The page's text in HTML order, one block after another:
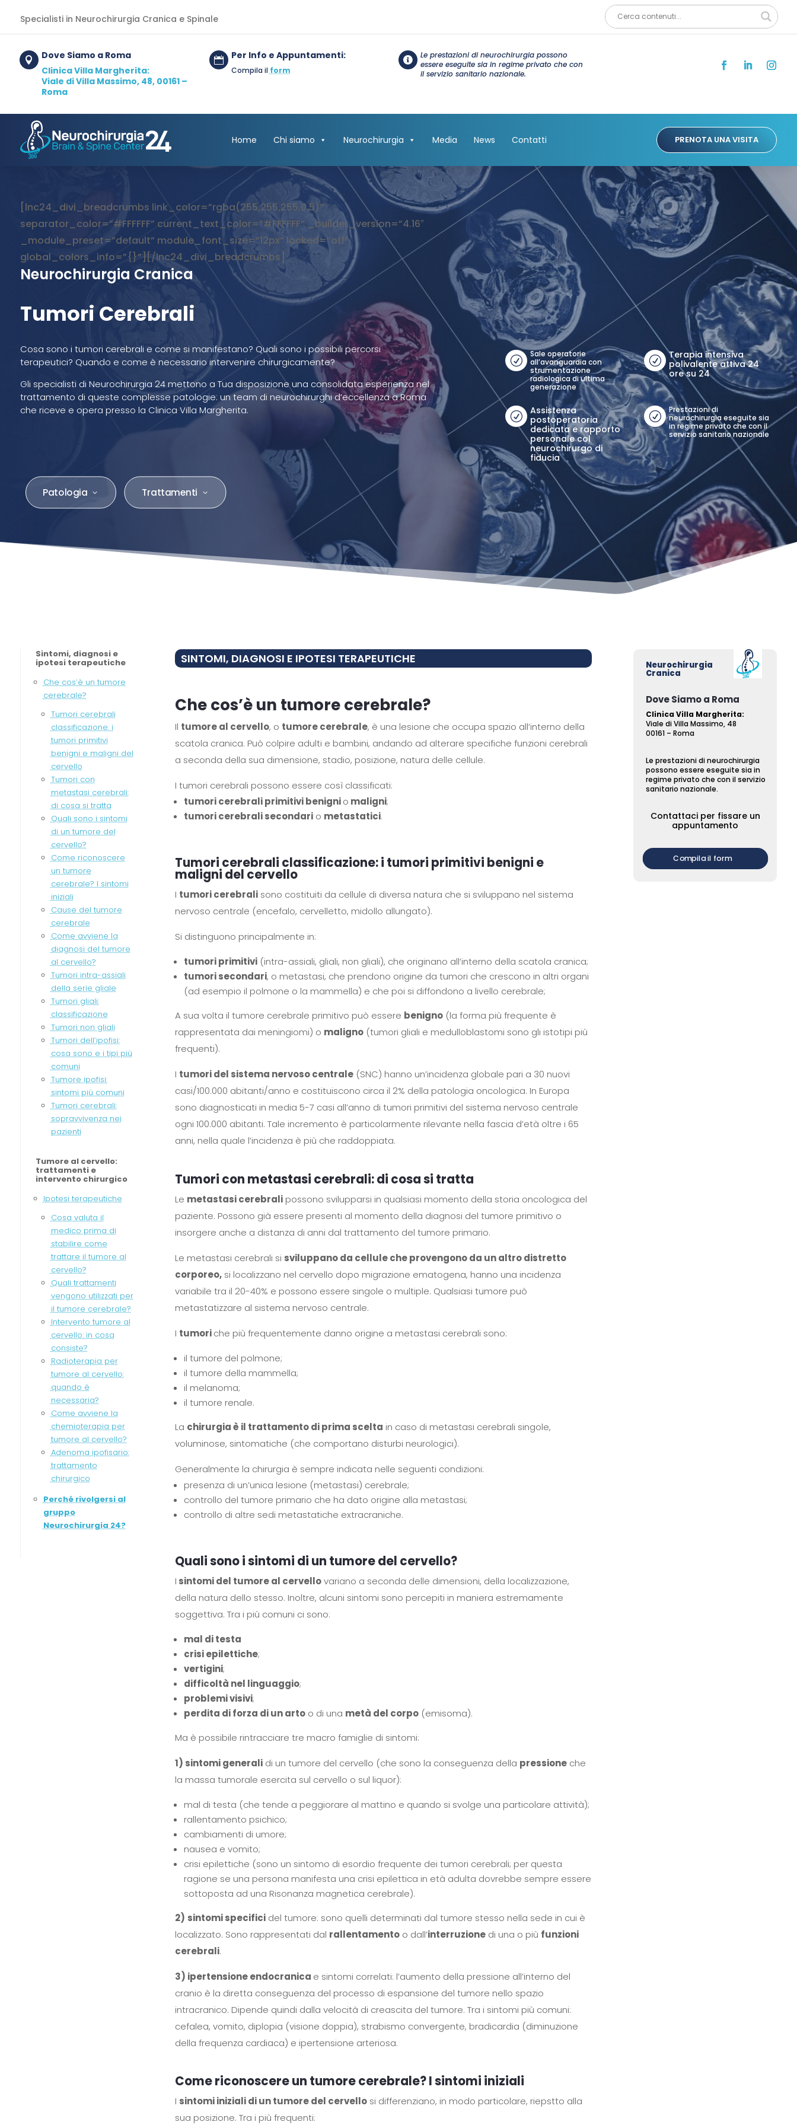
Specialisti in Neurochirurgia Cranica e Spinale

Dove Siamo a Roma
Clinica Villa Margherita:
Viale di Villa Massimo, 48, 00161 –
Roma
 Per Info e Appuntamenti:
Compila il form

Le prestazioni di neurochirurgia possono
essere eseguite sia in regime privato che con
il servizio sanitario nazionale.
Home Chi siamo Neurochirurgia Media News Contatti PRENOTA UNA VISITA
[lnc24_divi_breadcrumbs link_color=”rgba(255,255,255,0.5)”
separator_color=”#FFFFFF” current_text_color=”#FFFFFF” _builder_version=”4.16″
_module_preset=”default” module_font_size=”12px” locked=”off”
global_colors_info=”{}”][/lnc24_divi_breadcrumbs]
Neurochirurgia Cranica
Tumori Cerebrali
Cosa sono i tumori cerebrali e come si manifestano? Quali sono i possibili percorsi
terapeutici? Quando e come è necessario intervenire chirurgicamente?
Gli specialisti di Neurochirurgia 24 mettono a Tua disposizione una consolidata esperienza nel
trattamento di queste complesse patologie: un team di neurochirurghi d’eccellenza a Roma
che riceve e opera presso la Clinica Villa Margherita.
R
Sale operatorie
all’avanguardia con
strumentazione
radiologica di ultima
generazione
R
Terapia intensiva
polivalente attiva 24
ore su 24
R
Assistenza
postoperatoria
dedicata e rapporto
personale col
neurochirurgo di
fiducia
R
Prestazioni di
neurochirurgia eseguite sia
in regime privato che con il
servizio sanitario nazionale
Patologia Trattamenti
Sintomi, diagnosi e
ipotesi terapeutiche
Che cos’è un tumore
cerebrale?
Tumori cerebrali
classificazione: i
tumori primitivi
benigni e maligni del
cervello
Tumori con
metastasi cerebrali:
di cosa si tratta
Quali sono i sintomi
di un tumore del
cervello?
Come riconoscere
un tumore
cerebrale? I sintomi
iniziali
Cause del tumore
cerebrale
Come avviene la
diagnosi del tumore
al cervello?
Tumori intra-assiali
della serie gliale
Tumori gliali:
classificazione
Tumori non gliali
Tumori dell’ipofisi:
cosa sono e i tipi più
comuni
Tumore ipofisi:
sintomi più comuni
Tumori cerebrali:
sopravvivenza nei
pazienti
Tumore al cervello:
trattamenti e
intervento chirurgico
Ipotesi terapeutiche
Cosa valuta il
medico prima di
stabilire come
trattare il tumore al
cervello?
Quali trattamenti
vengono utilizzati per
il tumore cerebrale?
Intervento tumore al
cervello: in cosa
consiste?
Radioterapia per
tumore al cervello:
quando è
necessaria?
Come avviene la
chemioterapia per
tumore al cervello?
Adenoma ipofisario:
trattamento
chirurgico
Perché rivolgersi al
gruppo
Neurochirurgia 24?
SINTOMI, DIAGNOSI E IPOTESI TERAPEUTICHE
Che cos’è un tumore cerebrale?
Il tumore al cervello, o tumore cerebrale, è una lesione che occupa spazio all’interno della
scatola cranica. Può colpire adulti e bambini, andando ad alterare specifiche funzioni cerebrali
a seconda della sua dimensione, stadio, posizione, natura delle cellule.
I tumori cerebrali possono essere così classificati:
tumori cerebrali primitivi benignio maligni;
tumori cerebrali secondari o metastatici.
Tumori cerebrali classificazione: i tumori primitivi benigni e
maligni del cervello
I tumori cerebrali sono costituiti da cellule di diversa natura che si sviluppano nel sistema
nervoso centrale (encefalo, cervelletto, midollo allungato).
Si distinguono principalmente in:
tumori primitivi (intra-assiali, gliali, non gliali), che originano all’interno della scatola cranica;
tumori secondari, o metastasi, che prendono origine da tumori che crescono in altri organi
(ad esempio il polmone o la mammella) e che poi si diffondono a livello cerebrale;
A sua volta il tumore cerebrale primitivo può essere benigno (la forma più frequente è
rappresentata dai meningiomi) o maligno (tumori gliali e medulloblastomi sono gli istotipi più
frequenti).
I tumori del sistema nervoso centrale (SNC) hanno un’incidenza globale pari a 30 nuovi
casi/100.000 abitanti/anno e costituiscono circa il 2% della patologia oncologica. In Europa
sono diagnosticati in media 5-7 casi all’anno di tumori primitivi del sistema nervoso centrale
ogni 100.000 abitanti. Tale incremento è particolarmente rilevante nella fascia d’età oltre i 65
anni, nella quale l’incidenza è più che raddoppiata.
Tumori con metastasi cerebrali: di cosa si tratta
Le metastasi cerebrali possono svilupparsi in qualsiasi momento della storia oncologica del
paziente. Possono già essere presenti al momento della diagnosi del tumore primitivo o
insorgere anche a distanza di anni dal trattamento del tumore primario.
Le metastasi cerebrali si sviluppano da cellule che provengono da un altro distretto
corporeo, si localizzano nel cervello dopo migrazione ematogena, hanno una incidenza
variabile tra il 20-40% e possono essere singole o multiple. Qualsiasi tumore può
metastatizzare al sistema nervoso centrale.
I tumoriche più frequentemente danno origine a metastasi cerebrali sono:
il tumore del polmone;
il tumore della mammella;
il melanoma;
il tumore renale.
La chirurgia è il trattamento di prima scelta in caso di metastasi cerebrali singole,
voluminose, sintomatiche (che comportano disturbi neurologici).
Generalmente la chirurgia è sempre indicata nelle seguenti condizioni:
presenza di un’unica lesione (metastasi) cerebrale;
controllo del tumore primario che ha dato origine alla metastasi;
controllo di altre sedi metastatiche extracraniche.
Quali sono i sintomi di un tumore del cervello?
I sintomi del tumore al cervellovariano a seconda delle dimensioni, della localizzazione,
della natura dello stesso. Inoltre, alcuni sintomi sono percepiti in maniera estremamente
soggettiva. Tra i più comuni ci sono:
mal di testa
crisi epilettiche;
vertigini;
difficoltà nel linguaggio;
problemi visivi;
perdita di forza di un arto o di una metà del corpo (emisoma).
Ma è possibile rintracciare tre macro famiglie di sintomi:
1) sintomi generali di un tumore del cervello (che sono la conseguenza della pressione che
la massa tumorale esercita sul cervello o sul liquor):
mal di testa (che tende a peggiorare al mattino e quando si svolge una particolare attività);
rallentamento psichico;
cambiamenti di umore;
nausea e vomito;
crisi epilettiche (sono un sintomo di esordio frequente dei tumori cerebrali; per questa
ragione se una persona manifesta una crisi epilettica in età adulta dovrebbe sempre essere
sottoposta ad una Risonanza magnetica cerebrale).
2) sintomi specifici del tumore: sono quelli determinati dal tumore stesso nella sede in cui è
localizzato. Sono rappresentati dal rallentamento o dall’interruzione di una o più funzioni
cerebrali.
3) ipertensione endocranica e sintomi correlati: l’aumento della pressione all’interno del
cranio è la diretta conseguenza del processo di espansione del tumore nello spazio
intracranico. Dipende quindi dalla velocità di creascita del tumore. Tra i sintomi più comuni:
cefalea, vomito, diplopia (visione doppia), strabismo convergente, bradicardia (diminuzione
della frequenza cardiaca) e ipertensione arteriosa.
Come riconoscere un tumore cerebrale? I sintomi iniziali
I sintomi iniziali di un tumore del cervello si differenziano, in modo particolare, riepstto alla
sua posizione. Tra i più frequenti:
Neurochirurgia
Cranica
Dove Siamo a Roma
Clinica Villa Margherita:
Viale di Villa Massimo, 48
00161 – Roma
Le prestazioni di neurochirurgia
possono essere eseguite sia in
regime privato che con il servizio
sanitario nazionale.
Contattaci per fissare un
appuntamento
Compila il form